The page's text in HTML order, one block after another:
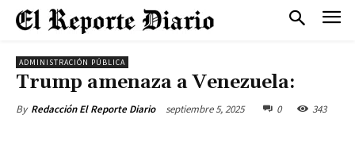
ADMINISTRACIÓN PÚBLICA
Trump amenaza a Venezuela:
By Redacción El Reporte Diario septiembre 5, 2025 0 343